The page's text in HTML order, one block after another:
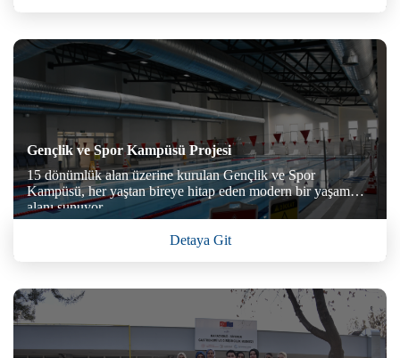
Gençlik ve Spor Kampüsü Projesi
15 dönümlük alan üzerine kurulan Gençlik ve Spor
Kampüsü, her yaştan bireye hitap eden modern bir yaşam
alanı sunuyor.
Detaya Git